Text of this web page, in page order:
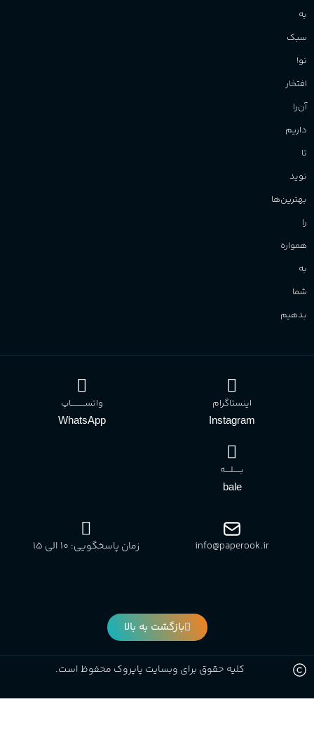
به
سبک
نو!
افتخار
آن‌را
داریم
تا
نوید
بهترین‌ها
را
همواره
به
شما
بدهیم
اینستاگرام
Instagram
واتســــــــــاپ
WhatsApp
بـــــلــــه
bale
info@paperook.ir زمان پاسخگویی: 10 الی ۱5
بازگشت به بالا
کلیه حقوق برای وبسایت پاپروک محفوظ است.